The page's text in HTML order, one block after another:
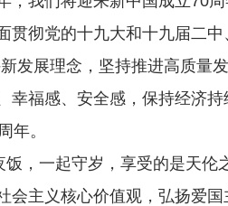
彻党的十九大和十九届二
发展理念，坚持推进高质量
福感、安全感，保持经济
年。
，一起守岁，享受的是天伦
主义核心价值观，弘扬爱国